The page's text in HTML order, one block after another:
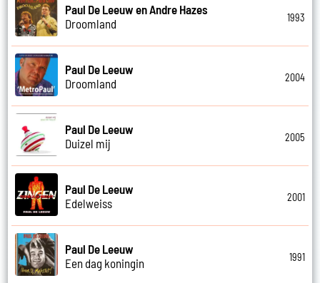
Paul De Leeuw en Andre Hazes
Droomland
1993
Paul De Leeuw
Droomland
2004
Paul De Leeuw
Duizel mij
2005
Paul De Leeuw
Edelweiss
2001
Paul De Leeuw
Een dag koningin
1991